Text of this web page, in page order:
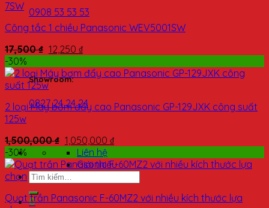
0908 53 53 53
Showroom:
0827 24 24 24
Liên hệ
Giới thiệu
0
Công tắc 1 chiều Panasonic WEV5001SW
17,500₫ 12,250 ₫
-30%
2 loại Máy bơm đẩy cao Panasonic GP-129JXK công suất
125w
1,500,000₫ 1,050,000 ₫
-30%
Quạt trần Panasonic F-60MZ2 với nhiều kích thước lựa